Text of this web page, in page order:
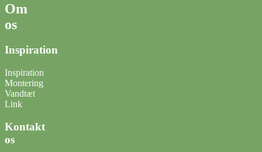
Om
os
Inspiration
Inspiration
Montering
Vandtæt
Link
Kontakt
os